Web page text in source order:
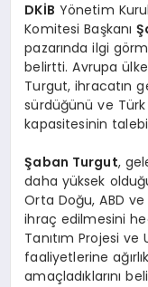
DKİB Yönetim
Komitesi Başkanı
pazarında ilgi
belirtti. Avrupa
Turgut, ihracatın
sürdüğünü ve
kapasitesinin
Şaban Turgut,
daha yüksek
Orta Doğu, ABD
ihraç edilmesini
Tanıtım Projesi ve
faaliyetlerine
amaçladıklarını